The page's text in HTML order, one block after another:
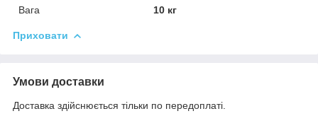
Вага
10 кг
Приховати
Умови доставки
Доставка здійснюється тільки по передоплаті.